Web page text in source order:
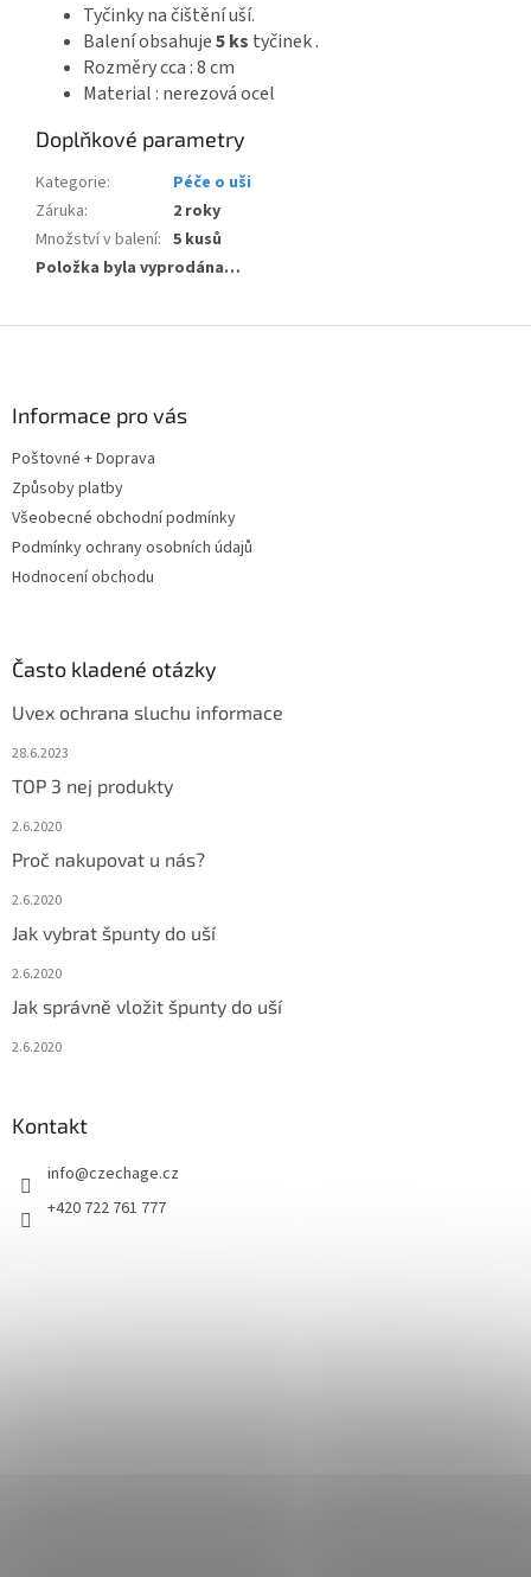
Tyčinky na čištění uší.
Balení obsahuje5 ks tyčinek .
Rozměry cca : 8 cm
Material : nerezová ocel
Doplňkové parametry
Kategorie:
Péče o uši
Záruka:
2 roky
Množství v balení: 5 kusů
Položka byla vyprodána…
Informace pro vás
Poštovné + Doprava
Způsoby platby
Všeobecné obchodní podmínky
Podmínky ochrany osobních údajů
Hodnocení obchodu
Často kladené otázky
Uvex ochrana sluchu informace
28.6.2023
TOP 3 nej produkty
2.6.2020
Proč nakupovat u nás?
2.6.2020
Jak vybrat špunty do uší
2.6.2020
Jak správně vložit špunty do uší
2.6.2020
Kontakt
info@czechage.cz
+420 722 761 777